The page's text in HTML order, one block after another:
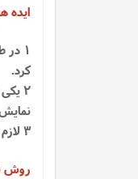
ایده
1 در طراحی دیوار هم میتوان از یک متریال و هم از چندین متریال استفاده کرد، مثلا در دو طرف دیوار از
کرد.
2 یکی دیگر از ایده های استفاده از
3 لازم به ذکر است که بهتره در خانه های کوچک از طراحی ساده تر، و از یک متریال استفاده شود.
روش